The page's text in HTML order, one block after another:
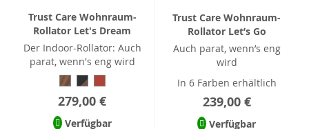
Trust Care Wohnraum-
Rollator Let's Dream
Der Indoor-Rollator: Auch
parat, wenn's eng wird
279,00 €
Verfügbar
Trust Care Wohnraum-
Rollator Let’s Go
Auch parat, wenn’s eng
wird
In 6 Farben erhältlich
239,00 €
Verfügbar